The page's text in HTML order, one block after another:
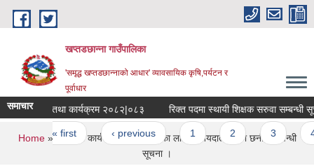
Skip to main content
खप्तडछान्ना गाउँपालिका
'समृद्ध खप्तडछान्नाको आधार' व्यावसायिक कृषि,पर्यटन र
पूर्वाधार
समाचारनिति तथा कार्यक्रम २०८२|०८३ रिक्त पदमा स्थायी शिक्षक सरुवा सम्बन्धी
Pages
« first ‹ previous 1 2 3
You are here
Home» साझेदारी कार्यक्रम संचालन गर्नका लागि आशयदाताहरुको छनौट सम्वन्धी
सूचना ।